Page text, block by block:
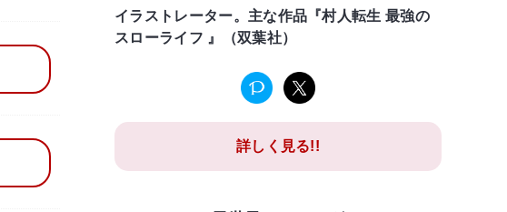
イラストレーター。主な作品『村人転生 最強の
スローライフ 』（双葉社）
詳しく見る!!